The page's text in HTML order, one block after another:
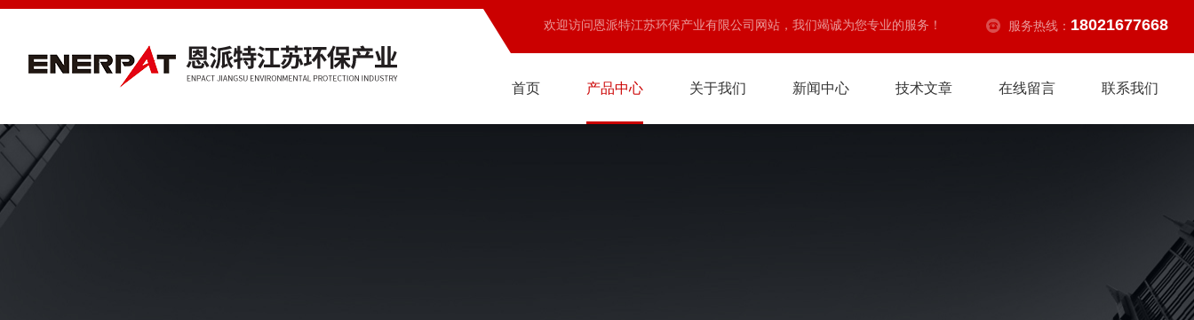
欢迎访问恩派特江苏环保产业有限公司网站，我们竭诚为您专业的服务！ 服务热线： 18021677668
首页 产品中心 关于我们 新闻中心 技术文章 在线留言 联系我们